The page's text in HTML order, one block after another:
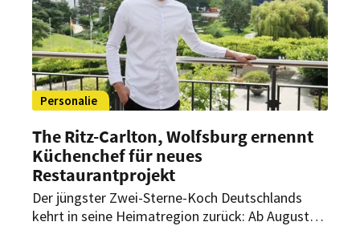
Personalie
The Ritz-Carlton, Wolfsburg ernennt
Küchenchef für neues
Restaurantprojekt
Der jüngster Zwei-Sterne-Koch Deutschlands
kehrt in seine Heimatregion zurück: Ab August